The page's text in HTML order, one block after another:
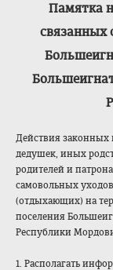
Памятка
связанных
Действия законных
дедушек, иных
родителей и
самовольных
(отдыхающих) на
поселения
Республики
1. Располагать